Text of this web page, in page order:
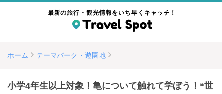
最新の旅行・観光情報をいち早くキャッチ！
ホーム テーマパーク・遊園地
小学4年生以上対象！亀について触れて学ぼう！“世